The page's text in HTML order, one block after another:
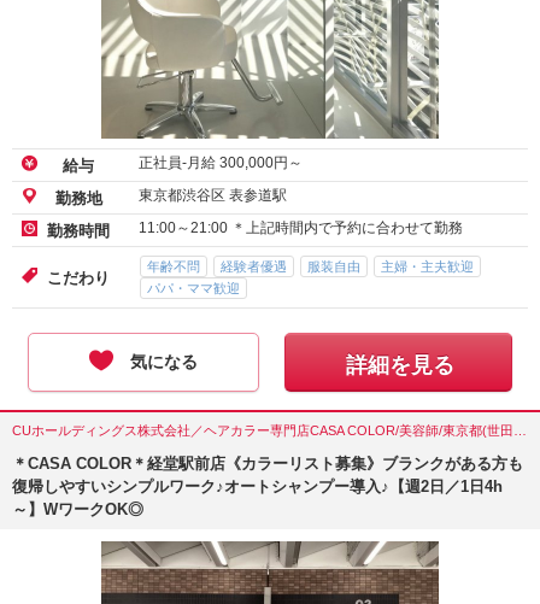
polon/美容師/東京都(渋谷区)
◎表参道・外苑前◎【スタイリスト募集】完全自由出勤でプライベート
優先もOK♪月30万円★顧客単価1.4万円超×独自集客力で【月収65万～80
万円】を無理なく稼げる♪
給与 正社員-月給300,000 円～
勤務地 東京都渋谷区 表参道駅
勤務時間 11:00～21:00 ＊上記時間内で予約に合わせて勤務
こだわり
年齢不問 経験者優遇 服装自由
主婦・主夫歓迎
気になる 詳細を見る